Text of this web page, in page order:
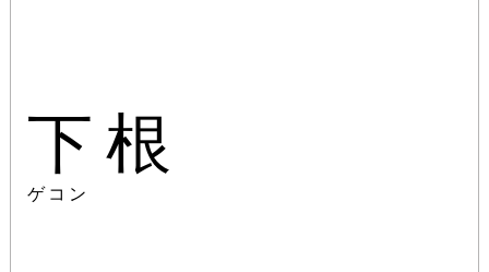
下根
ゲコン